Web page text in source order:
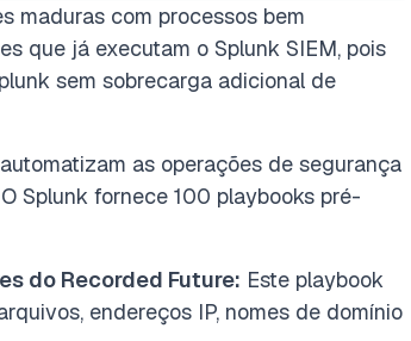
maduras com processos bem
que já executam o Splunk SIEM, pois
sem sobrecarga adicional de
as operações de segurança
Splunk fornece 100 playbooks pré-
do Recorded Future: Este playbook
endereços IP, nomes de domínio